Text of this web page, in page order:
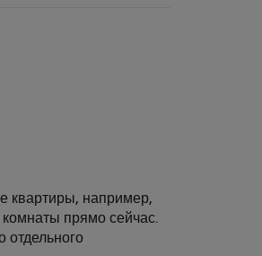
квартиры, например,
комнаты прямо сейчас.
отдельного